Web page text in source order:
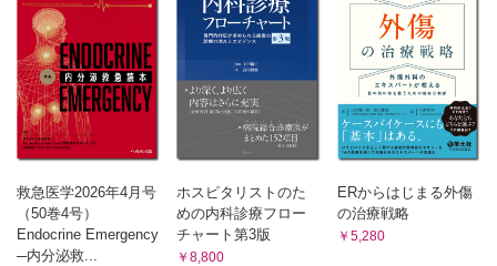
救急医学2026年4月号
（50巻4号）
Endocrine Emergency
─内分泌救...
ホスピタリストのた
めの内科診療フロー
チャート第3版
￥8,800
ERからはじまる外傷
の治療戦略
￥5,280